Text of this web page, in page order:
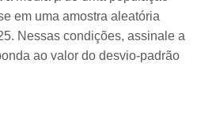
em uma amostra aleatória
Nessas condições, assinale a
ao valor do desvio-padrão